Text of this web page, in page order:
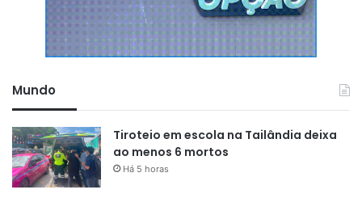
Mundo
Tiroteio em escola na Tailândia deixa
ao menos 6 mortos
Há 5 horas